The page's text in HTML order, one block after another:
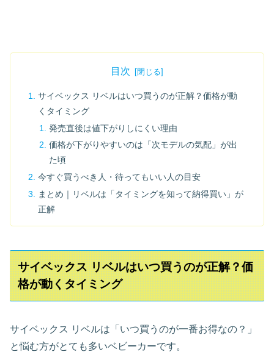
目次
サイベックス リベルはいつ買うのが正解？価格が動
くタイミング
発売直後は値下がりしにくい理由
価格が下がりやすいのは「次モデルの気配」が出
た頃
今すぐ買うべき人・待ってもいい人の目安
まとめ｜リベルは「タイミングを知って納得買い」が
正解
サイベックス リベルはいつ買うのが正解？価
格が動くタイミング
サイベックス リベルは「いつ買うのが一番お得なの？」
と悩む方がとても多いベビーカーです。